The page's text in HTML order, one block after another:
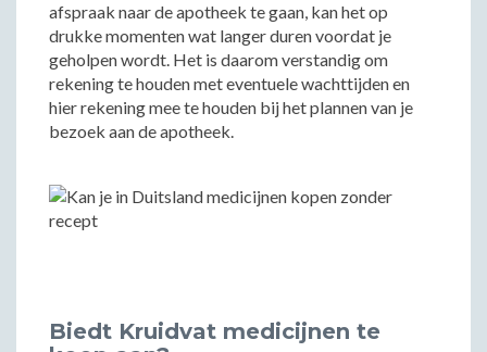
afspraak naar de apotheek te gaan, kan het op
drukke momenten wat langer duren voordat je
geholpen wordt. Het is daarom verstandig om
rekening te houden met eventuele wachttijden en
hier rekening mee te houden bij het plannen van je
bezoek aan de apotheek.
Biedt Kruidvat medicijnen te